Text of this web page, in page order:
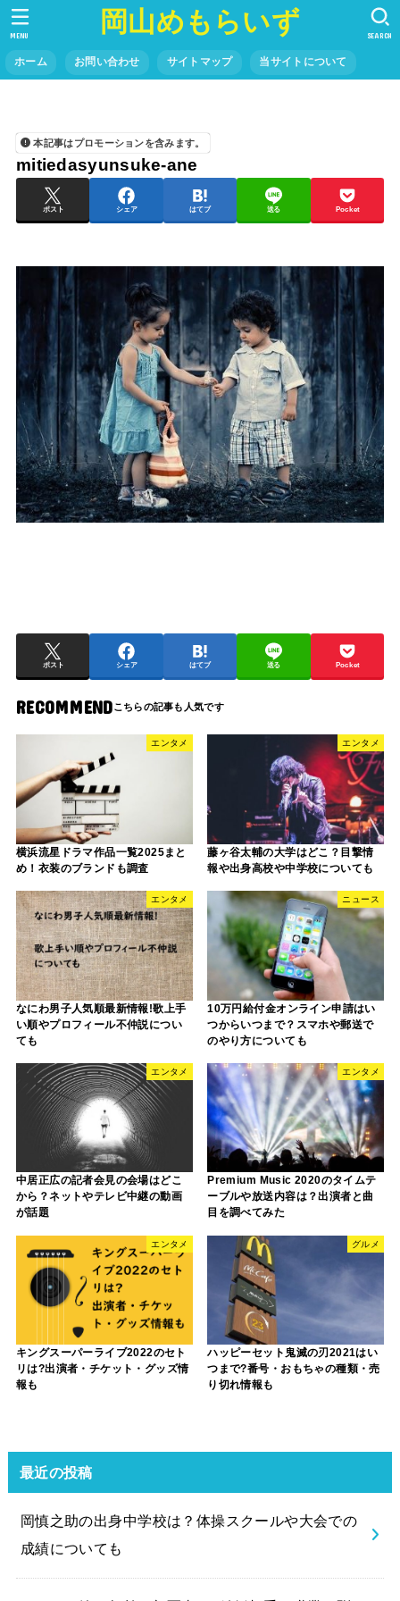
岡山めもらいず
ホーム お問い合わせ サイトマップ 当サイトについて
SEARCH
MENU
本記事はプロモーションを含みます。
mitiedasyunsuke-ane
ポスト シェア はてブ 送る Pocket
ポスト シェア はてブ 送る Pocket
RECOMMEND
エンタメ
横浜流星ドラマ作品一覧2025まと
め！衣装のブランドも調査
エンタメ
藤ヶ谷太輔の大学はどこ？目撃情
報や出身高校や中学校についても
エンタメ
なにわ男子人気順最新情報!歌上手
い順やプロフィール不仲説につい
ても
ニュース
10万円給付金オンライン申請はい
つからいつまで？スマホや郵送で
のやり方についても
エンタメ
中居正広の記者会見の会場はどこ
から？ネットやテレビ中継の動画
が話題
エンタメ
Premium Music 2020のタイムテ
ーブルや放送内容は？出演者と曲
目を調べてみた
エンタメ
キングスーパーライブ2022のセト
リは?出演者・チケット・グッズ情
報も
グルメ
ハッピーセット鬼滅の刃2021はい
つまで?番号・おもちゃの種類・売
り切れ情報も
最近の投稿
岡慎之助の出身中学校は？体操スクールや大会での
成績についても